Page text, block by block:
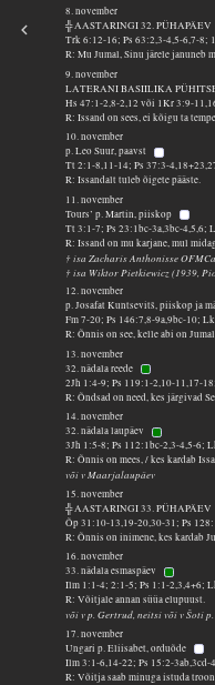
8. november
╬ AASTARINGI 32. PÜHAPÄEV
Trk 6:12-16; Ps 63:2,3-4,5-6,7-8;
R: Mu Jumal, Sinu järele januneb
9. november
LATERANI BASIILIKA
Hs 47:1-2,8-2,12 või 1Kr 3:9-
R: Issand on sees, ei kõigu ta
10. november
p. Leo Suur, paavst
Tt 2:1-8,11-14; Ps 37:3-
R: Issandalt tuleb õigete pääste.
11. november
Tours’ p. Martin, piiskop
Tt 3:1-7; Ps 23:1bc-3a,3bc-4,5,6;
R: Issand on mu karjane, mul
† isa Zacharis Anthonisse
† isa Wiktor Pietkiewicz (1939,
12. november
p. Josafat Kuntsevitš, piiskop ja
Fm 7-20; Ps 146:7,8-9a,9bc-10;
R: Õnnis on see, kelle abi on
13. november
32. nädala reede
2Jh 1:4-9; Ps 119:1-2,10-11,17-
R: Õndsad on need, kes järgivad
14. november
32. nädala laupäev
3Jh 1:5-8; Ps 112:1bc-2,3-4,5-6;
R: Õnnis on mees, / kes kardab
või v Maarjalaupäev
15. november
╬ AASTARINGI 33. PÜHAPÄEV
Õp 31:10-13,19-20,30-31; Ps
R: Õnnis on inimene, kes kardab
16. november
33. nädala esmaspäev
Ilm 1:1-4; 2:1-5; Ps 1:1-2,3,4+6;
R: Võitjale annan süüa elupuust.
või v p. Gertrud, neitsi või v Šoti
17. november
Ungari p. Eliisabet, orduõde
Ilm 3:1-6,14-22; Ps 15:2-
R: Võitja saab minuga istuda